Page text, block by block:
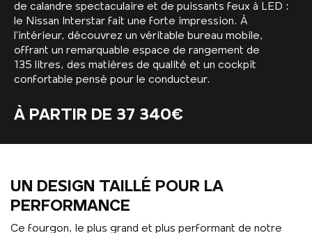
de calandre spectaculaire et de puissants feux à LED :
le Nissan Interstar fait une forte impression. À
l’intérieur, découvrez un véritable bureau mobile,
offrant un remarquable espace de rangement de
135 litres, des matières de qualité et un cockpit
confortable pensé pour le conducteur.
À PARTIR DE 37 340€
UN DESIGN TAILLÉ POUR LA
PERFORMANCE
Ce fourgon, le plus grand et plus performant de notre